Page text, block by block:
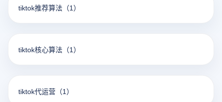
tiktok推荐算法 （1）
tiktok核心算法 （1）
tiktok代运营 （1）